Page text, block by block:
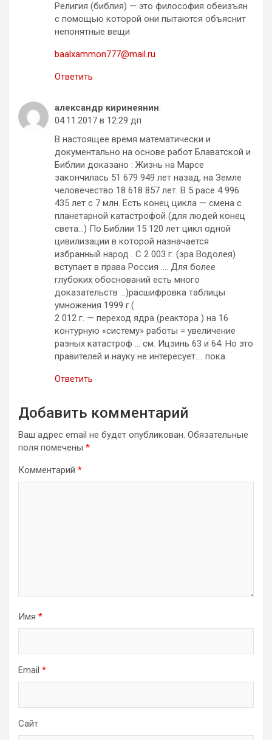
Религия (библия) — это философия обеизъян
с помощью которой они пытаются объяснит
непонятные вещи
baalxammon777@mail.ru
Ответить
александр киринеянин:
04.11.2017 в 12:29 дп
В настоящее время математически и
документально на основе работ Блаватской и
Библии доказано : Жизнь на Марсе
закончилась 51 679 949 лет назад, на Земле
человечество 18 618 857 лет. В 5 расе 4 996
435 лет с 7 млн. Есть конец цикла — смена с
планетарной катастрофой (для людей конец
света…) По Библии 15 120 лет цикл одной
цивилизации в которой назначается
избранный народ . С 2 003 г. (эра Водолея)
вступает в права Россия …. Для более
глубоких обоснований есть много
доказательств …)расшифровка таблицы
умножения 1999 г.(
2 012 г. — переход ядра (реактора ) на 16
контурную «систему» работы = увеличение
разных катастроф … см. Ицзинь 63 и 64. Но это
правителей и науку не интересует…. пока.
Ответить
Добавить комментарий
Ваш адрес email не будет опубликован. Обязательные
поля помечены *
Комментарий *
Имя *
Email *
Сайт